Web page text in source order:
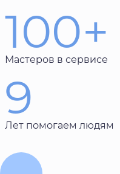
100+
Мастеров в сервисе
9
Лет помогаем людям